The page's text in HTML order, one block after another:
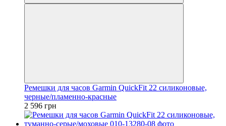
Ремешки для часов Garmin QuickFit 22 силиконовые,
черные/пламенно-красные
2 596 грн